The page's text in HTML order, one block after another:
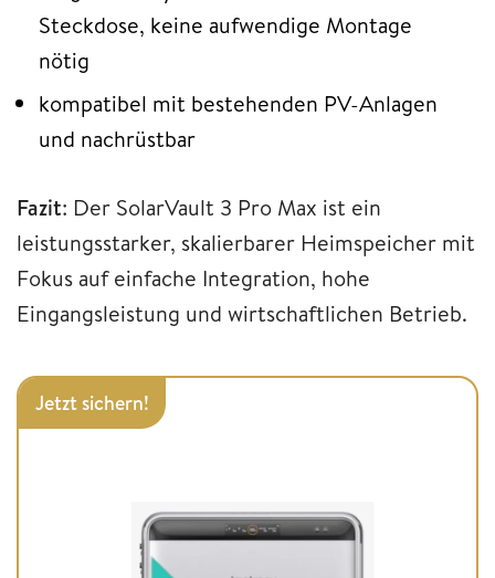
Steckdose, keine aufwendige Montage
nötig
kompatibel mit bestehenden PV-Anlagen
und nachrüstbar
Fazit: Der SolarVault 3 Pro Max ist ein
leistungsstarker, skalierbarer Heimspeicher mit
Fokus auf einfache Integration, hohe
Eingangsleistung und wirtschaftlichen Betrieb.
Jetzt sichern!